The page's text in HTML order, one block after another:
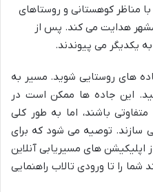
با مناظر کوهستانی و روستاهای
هدایت می کند. پس از
یکدیگر می پیوندند.
های روستایی شوید. مسیر به
این جاده ها ممکن است در
باشند، اما به طور کلی
سازند. توصیه می شود که برای
اپلیکیشن های مسیریابی آنلاین
شما را تا ورودی تالاب راهنمایی